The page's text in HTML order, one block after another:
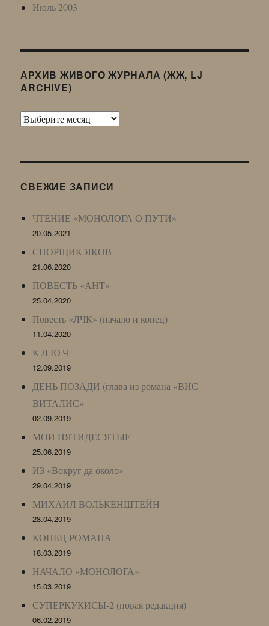
Июль 2003
АРХИВ ЖИВОГО ЖУРНАЛА (ЖЖ, LJ
ARCHIVE)
Архив
LJ
СВЕЖИЕ ЗАПИСИ
ЧТЕНИЕ «МОНОЛОГА О ПУТИ»
20.05.2021
СПОРЩИК ЯКОВ
21.06.2020
ПОВЕСТЬ «АНТ»
25.04.2020
Повесть «ЛЧК» (начало и конец)
11.04.2020
К Л Ю Ч
12.09.2019
ДЕНЬ ПОЗАДИ (глава из романа «ВИС
ВИТАЛИС»
02.09.2019
МОИ ПЯТИДЕСЯТЫЕ
25.06.2019
ИЗ «Вокруг да около»
29.04.2019
МИХАИЛ ВОЛЬКЕНШТЕЙН
28.04.2019
КОНЕЦ РОМАНА
18.03.2019
НАЧАЛО «МОНОЛОГА»
15.03.2019
СУПЕРКУКИСЫ-2 (новая редакция)
06.02.2019